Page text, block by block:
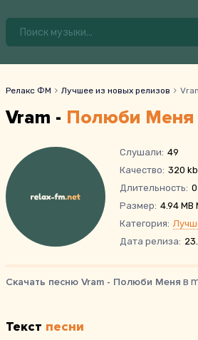
Релакс ФМ Лучшее из новых релизов
Vram - Полюби Меня
Слушали: 49
Качество: 320
Длительность:
Размер: 4.94 MB
Категория:
Дата релиза:
Скачать песню Vram - Полюби Меня в
Текст песни